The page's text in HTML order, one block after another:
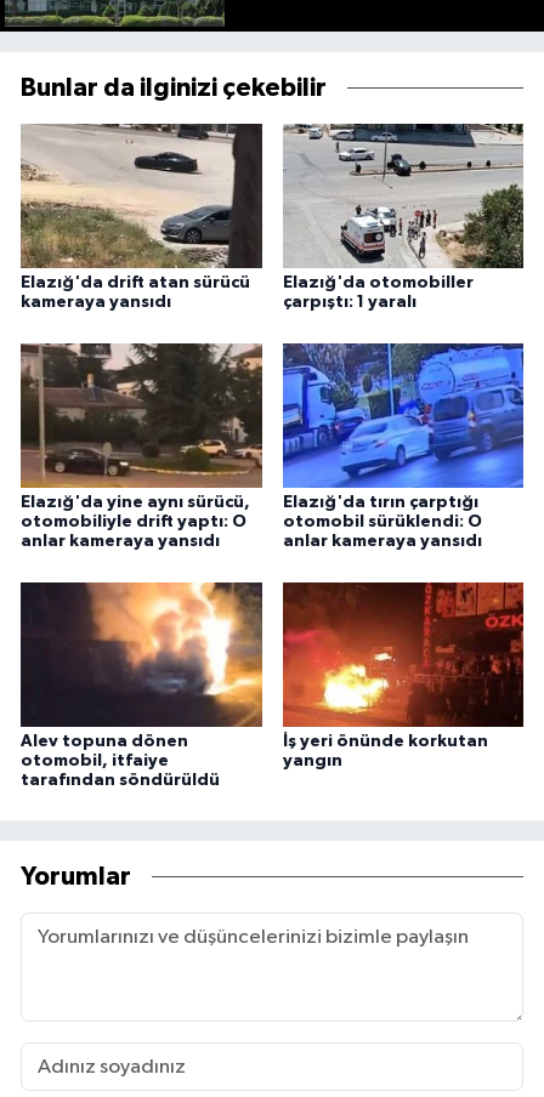
Bunlar da ilginizi çekebilir
Elazığ'da drift atan sürücü
kameraya yansıdı
Elazığ'da otomobiller
çarpıştı: 1 yaralı
Elazığ'da yine aynı sürücü,
otomobiliyle drift yaptı: O
anlar kameraya yansıdı
Elazığ'da tırın çarptığı
otomobil sürüklendi: O
anlar kameraya yansıdı
Alev topuna dönen
otomobil, itfaiye
tarafından söndürüldü
İş yeri önünde korkutan
yangın
Yorumlar